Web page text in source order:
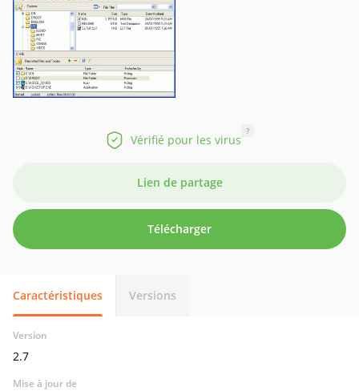
Vérifié pour les virus
?
Lien de partage
Télécharger
Caractéristiques Versions
Version
2.7
Mise à jour de